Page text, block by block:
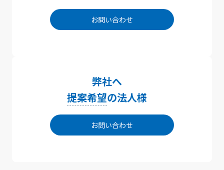
お問い合わせ
弊社へ
提案希望の法人様
お問い合わせ